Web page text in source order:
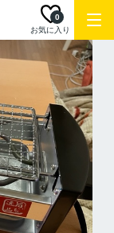
お気に入り
0